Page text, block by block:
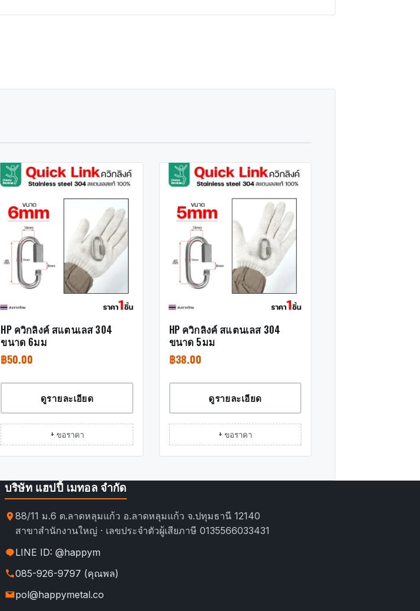
HP ควิกลิงค์ สแตนเลส 304
ขนาด 6มม
฿50.00
ดูรายละเอียด
+ ขอราคา
HP ควิกลิงค์ สแตนเลส 304
ขนาด 5มม
฿38.00
ดูรายละเอียด
+ ขอราคา
บริษัท แฮปปี้ เมทอล จำกัด
88/11 ม.6 ต.ลาดหลุมแก้ว อ.ลาดหลุมแก้ว จ.ปทุมธานี 12140
สาขาสำนักงานใหญ่ · เลขประจำตัวผู้เสียภาษี 0135566033431
LINE ID: @happym
085-926-9797 (คุณพล)
pol@happymetal.co